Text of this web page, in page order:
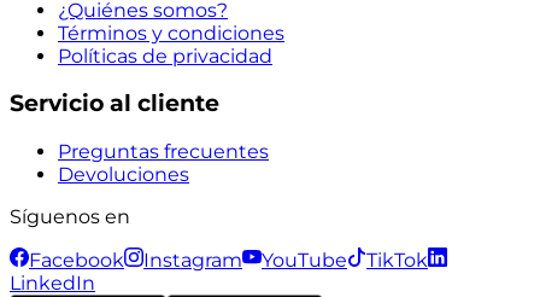
¿Quiénes somos?
Términos y condiciones
Políticas de privacidad
Servicio al cliente
Preguntas frecuentes
Devoluciones
Síguenos en
Facebook
Instagram YouTube
TikTok
LinkedIn